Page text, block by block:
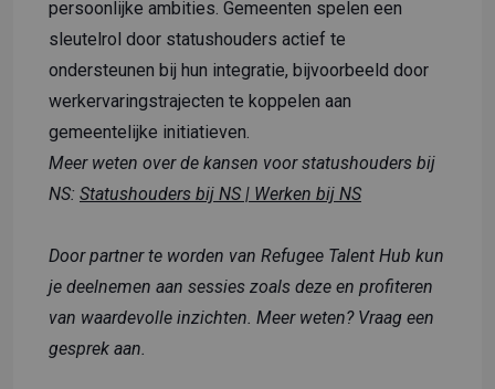
persoonlijke ambities. Gemeenten spelen een
sleutelrol door statushouders actief te
ondersteunen bij hun integratie, bijvoorbeeld door
werkervaringstrajecten te koppelen aan
gemeentelijke initiatieven.
Meer weten over de kansen voor statushouders bij
NS: Statushouders bij NS | Werken bij NS
Door partner te worden van Refugee Talent Hub kun
je deelnemen aan sessies zoals deze en profiteren
van waardevolle inzichten. Meer weten? Vraag een
gesprek aan.